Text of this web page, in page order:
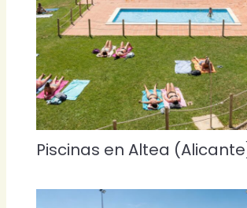
Piscinas en Altea